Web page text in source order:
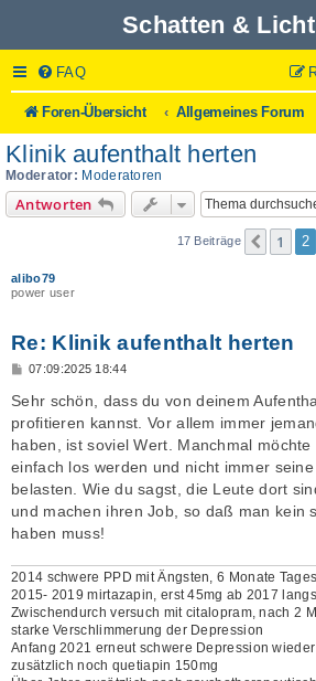
Schatten & Licht
FAQ
Foren-Übersicht Allgemeines Forum
Klinik aufenthalt herten
Moderator: Moderatoren
Antworten
17 Beiträge 1 2
alibo79
power user
Re: Klinik aufenthalt herten
B
i
t
r
a
g
07:09:2025 18:44
Sehr schön, dass du von deinem
profitieren kannst. Vor allem immer
haben, ist soviel Wert. Manchmal
einfach los werden und nicht immer
belasten. Wie du sagst, die Leute dort
und machen ihren Job, so daß man kein
haben muss!
2014 schwere PPD mit Ängsten, 6 Monate
2015- 2019 mirtazapin, erst 45mg ab 2017
Zwischendurch versuch mit citalopram, nach 2
starke Verschlimmerung der Depression
Anfang 2021 erneut schwere Depression
zusätzlich noch quetiapin 150mg